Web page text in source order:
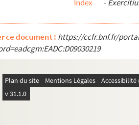
85. Recueil de sermons, en latin, pour les
86. « Recueil de l'Oraison dominicale,
Ms. 87. Senecae libellus de quatuor
Ms. 89. Horae
Ms. 90-94. Manuscrits de M. Conny, ancien
Index
-
ce document : https://ccfr.bnf.fr/
Plan du site Mentions Légales
v 31.1.0